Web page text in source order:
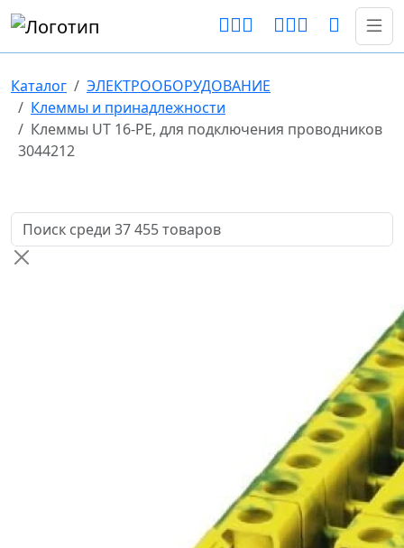
Каталог
ЭЛЕКТРООБОРУДОВАНИЕ
Клеммы и принадлежности
Клеммы UT 16-РЕ, для подключения проводников
3044212
Поиск товаров по названию или артикулу